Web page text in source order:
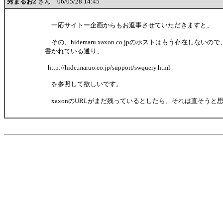
一応サイトー企画からもお返事させていただきますと、
その、hidemaru.xaxon.co.jpのホストはもう存在しないので
書かれている通り、
http://hide.maruo.co.jp/support/swquery.html
を参照して欲しいです。
xaxonのURLがまだ残っているとしたら、それは直そうと思